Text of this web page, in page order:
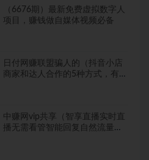
（6676期）最新免费虚拟数字人
项目，赚钱做自媒体视频必备
日付网赚联盟骗人的（抖音小店
商家和达人合作的5种方式，有
中赚网vip共享（智享直播实时直
播无需看管智能回复自然流量让